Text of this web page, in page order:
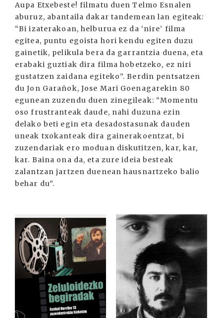
Aupa Etxebeste! filmatu duen Telmo Esnalen
aburuz, abantaila dakar tandemean lan egiteak:
“Bi izaterakoan, helburua ez da ‘nire’ filma
egitea, puntu egoista hori kendu egiten duzu
gainetik, pelikula bera da garrantzia duena, eta
erabaki guztiak dira filma hobetzeko, ez niri
gustatzen zaidana egiteko”. Berdin pentsatzen
du Jon Garañok, Jose Mari Goenagarekin 80
egunean zuzendu duen zinegileak: “Momentu
oso frustranteak daude, nahi duzuna ezin
delako beti egin eta desadostasunak dauden
uneak txokanteak dira gainerakoentzat, bi
zuzendariak ero moduan diskutitzen, kar, kar,
kar. Baina ona da, eta zure ideia besteak
zalantzan jartzen duenean hausnartzeko balio
behar du”.